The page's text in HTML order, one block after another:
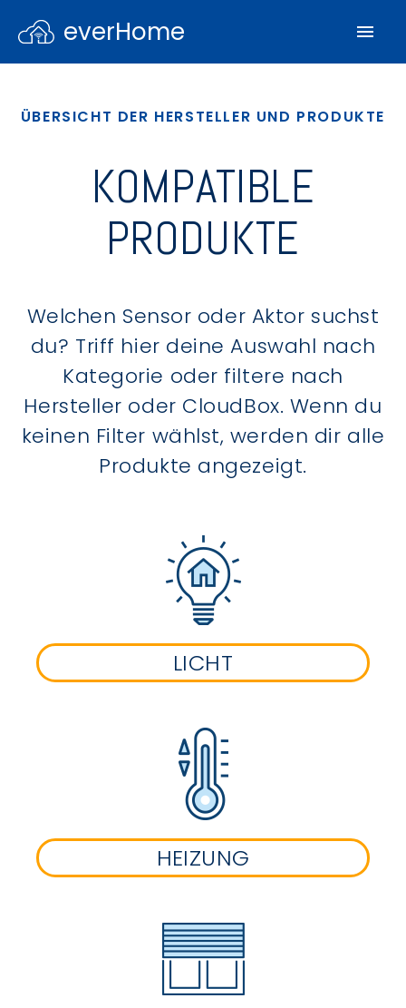
everHome
ÜBERSICHT DER HERSTELLER UND PRODUKTE
KOMPATIBLE
PRODUKTE
Welchen Sensor oder Aktor suchst
du? Triff hier deine Auswahl nach
Kategorie oder filtere nach
Hersteller oder CloudBox. Wenn du
keinen Filter wählst, werden dir alle
Produkte angezeigt.
LICHT
HEIZUNG